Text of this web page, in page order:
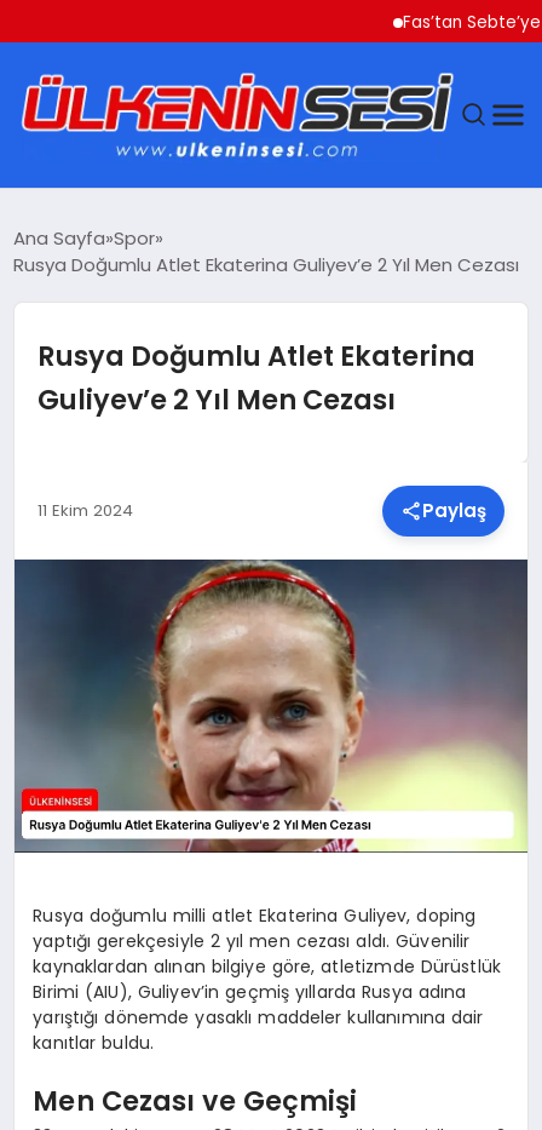
Fas’tan Sebte’ye
EKONOMI
GÜNDEM
MAGAZIN
MALATYA HABERLERI
Ana Sayfa Spor
Rusya Doğumlu Atlet Ekaterina Guliyev’e 2 Yıl Men Cezası
Rusya Doğumlu Atlet Ekaterina
Guliyev’e 2 Yıl Men Cezası
11 Ekim 2024 Paylaş
Rusya doğumlu milli atlet Ekaterina Guliyev, doping
yaptığı gerekçesiyle 2 yıl men cezası aldı. Güvenilir
kaynaklardan alınan bilgiye göre, atletizmde Dürüstlük
Birimi (AIU), Guliyev’in geçmiş yıllarda Rusya adına
yarıştığı dönemde yasaklı maddeler kullanımına dair
kanıtlar buldu.
Men Cezası ve Geçmişi